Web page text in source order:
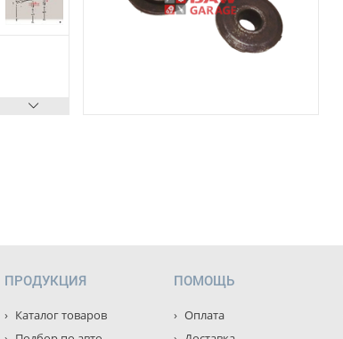
ПРОДУКЦИЯ
Каталог товаров
ПОМОЩЬ
Оплата